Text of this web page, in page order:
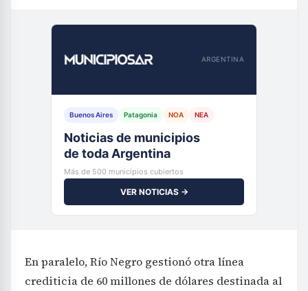
ARGENTINA
Buenos Aires Patagonia NOA NEA
Noticias de municipios
de toda Argentina
Más de 500 municipios cubiertos
VER NOTICIAS →
En paralelo, Río Negro gestionó otra línea
crediticia de 60 millones de dólares destinada al